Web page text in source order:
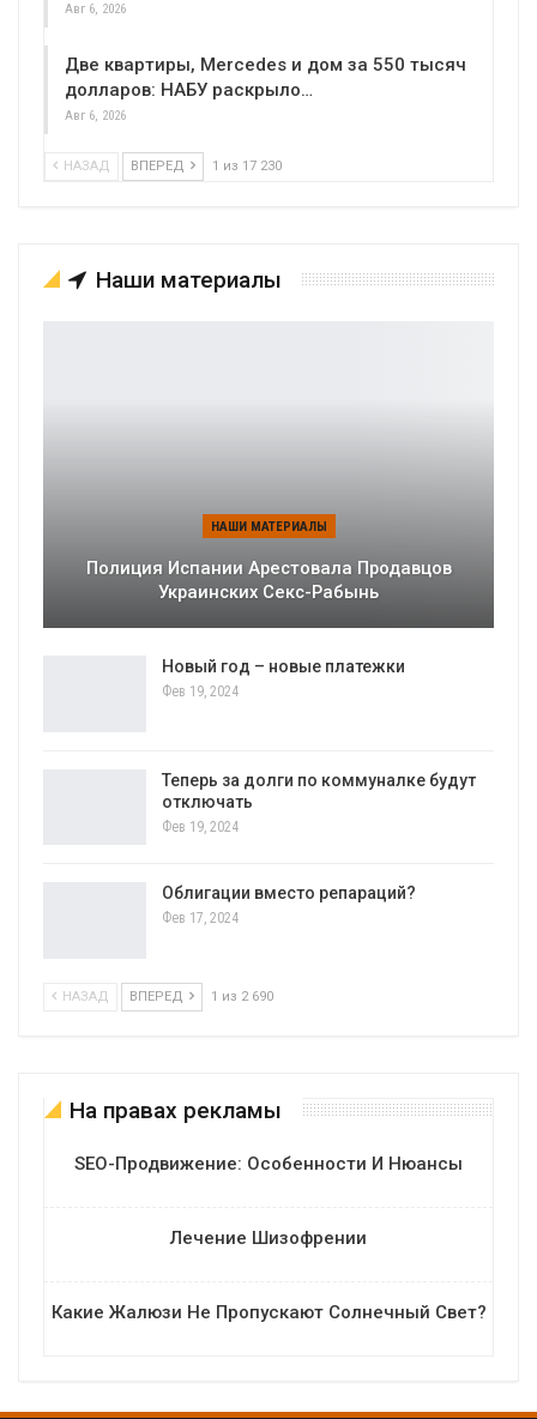
Авг 6, 2026
Две квартиры, Mercedes и дом за 550 тысяч
долларов: НАБУ раскрыло…
Авг 6, 2026
НАЗАД ВПЕРЕД 1 из 17 230
Наши материалы
НАШИ МАТЕРИАЛЫ
Полиция Испании Арестовала Продавцов
Украинских Секс-Рабынь
Новый год – новые платежки
Фев 19, 2024
Теперь за долги по коммуналке будут
отключать
Фев 19, 2024
Облигации вместо репараций?
Фев 17, 2024
НАЗАД ВПЕРЕД 1 из 2 690
На правах рекламы
SEO-Продвижение: Особенности И Нюансы
Лечение Шизофрении
Какие Жалюзи Не Пропускают Солнечный Свет?